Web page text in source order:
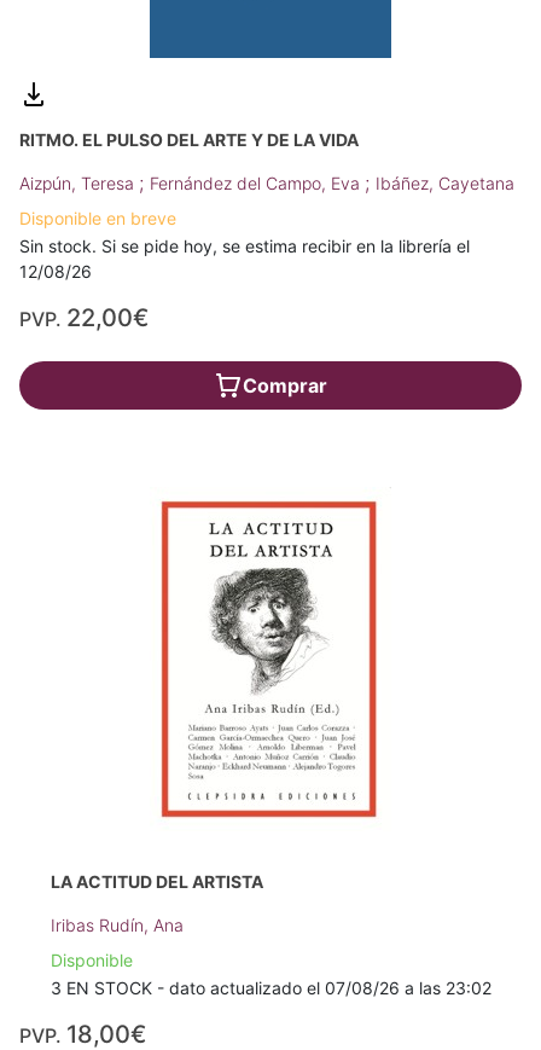
RITMO. EL PULSO DEL ARTE Y DE LA VIDA
Aizpún, Teresa ; Fernández del Campo, Eva ; Ibáñez, Cayetana
Disponible en breve
Sin stock. Si se pide hoy, se estima recibir en la librería el
12/08/26
PVP. 22,00€
Comprar
LA ACTITUD DEL ARTISTA
Iribas Rudín, Ana
Disponible
3 EN STOCK - dato actualizado el 07/08/26 a las 23:02
PVP. 18,00€